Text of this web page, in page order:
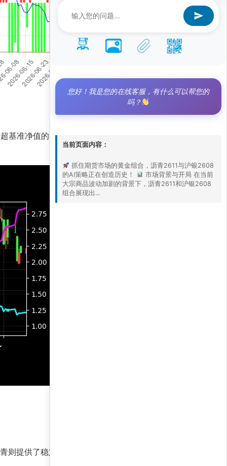
准净值的1.6，凸显出量化模型对趋势的精准
提供了稳定的对冲基础。模型建议维持当前
您好！我是您的在线客服，有什么可以帮您的
吗？
当前页面内容：
抓住期货市场的黄金组合，沥青2611与沪银2608
的AI策略正在创造历史！
市场背景与开局 在当前
大宗商品波动加剧的背景下，沥青2611和沪银2608
组合展现出...